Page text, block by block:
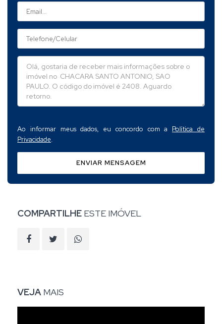
Ao informar meus dados, eu concordo com a Política de
Privacidade.
ENVIAR MENSAGEM
COMPARTILHE ESTE IMÓVEL
VEJA MAIS